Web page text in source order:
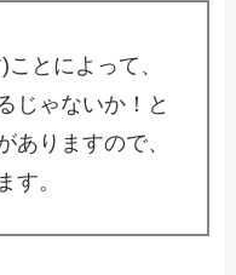
とによって、
じゃないか！と
ありますので、
す。